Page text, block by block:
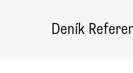
Deník